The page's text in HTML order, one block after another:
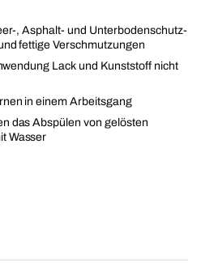
, Asphalt- und Unterbodenschutz-
fettige Verschmutzungen
Lack und Kunststoff nicht
in einem Arbeitsgang
das Abspülen von gelösten
Wasser